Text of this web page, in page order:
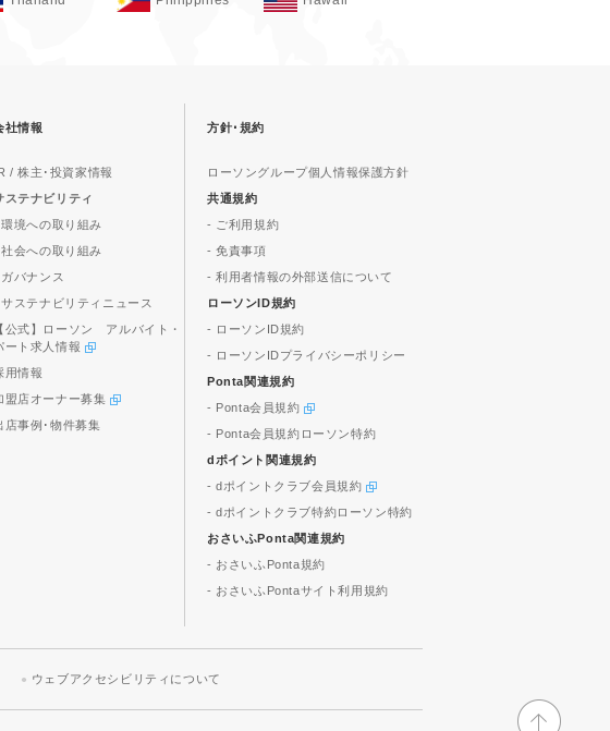
社情報
/ 株主･投資家情報
ステナビリティ
境への取り組み
会への取り組み
バナンス
ステナビリティニュース
【公式】ローソン アルバイト・
ート求人情報
用情報
盟店オーナー募集
店事例･物件募集
方針･規約
ローソングループ個人情報保護方針
共通規約
- ご利用規約
- 免責事項
- 利用者情報の外部送信について
ローソンID規約
- ローソンID規約
- ローソンIDプライバシーポリシー
Ponta関連規約
- Ponta会員規約
- Ponta会員規約ローソン特約
dポイント関連規約
- dポイントクラブ会員規約
- dポイントクラブ特約ローソン特約
おさいふPonta関連規約
- おさいふPonta規約
- おさいふPontaサイト利用規約
ウェブアクセシビリティについて